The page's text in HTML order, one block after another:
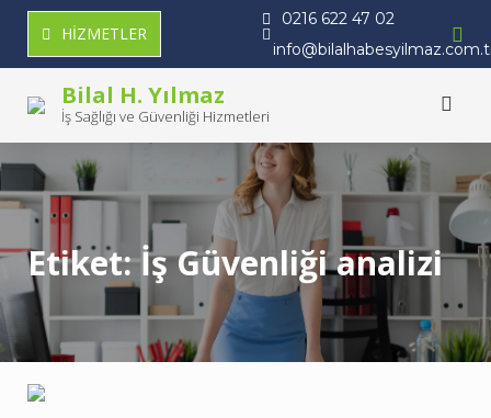
content
HİZMETLER
0216 622 47 02
Bilal H. Yılmaz
İş Sağlığı ve Güvenliği Hizmetleri
Etiket:İş Güvenliği analizi